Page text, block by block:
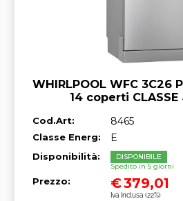
WHIRLPOOL WFC 3C26
14 coperti CLASSE
Cod.Art: 8465
Classe Energ: E
Disponibilità:
DISPONIBILE
Spedito in 5 giorni
Prezzo: €379,01
Iva inclusa (22%)